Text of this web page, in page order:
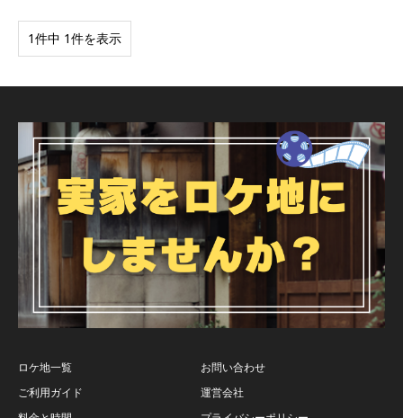
1件中 1件を表示
ロケ地一覧
ご利用ガイド
お問い合わせ
運営会社